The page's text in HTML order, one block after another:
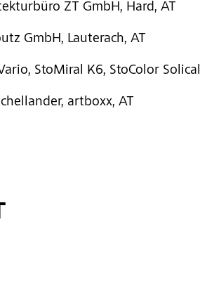
ZT GmbH, Hard, AT
GmbH, Lauterach, AT
StoMiral K6, StoColor Solical
artboxx, AT